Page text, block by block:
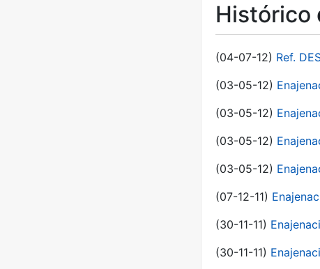
Histórico
(04-07-12) Ref.
(03-05-12)
(03-05-12)
(03-05-12)
(03-05-12)
(07-12-11)
(30-11-11)
(30-11-11)